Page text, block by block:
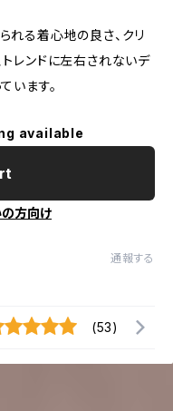
れる着心地の良さ、クリ
レンドに左右されないデ
います。
available
方向け
通報する
(53)